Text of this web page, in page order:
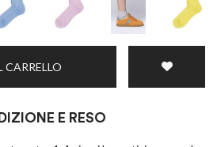
E RESO